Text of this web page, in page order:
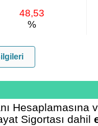
48,53
%
Hesaplamasına
Sigortası dahil